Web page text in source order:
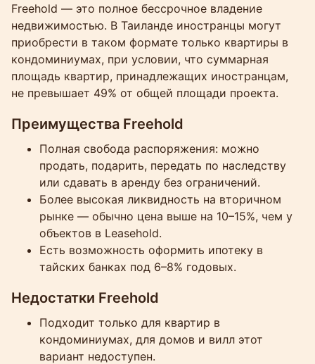
Freehold — это полное бессрочное владение
недвижимостью. В Таиланде иностранцы могут
приобрести в таком формате только квартиры в
кондоминиумах, при условии, что суммарная
площадь квартир, принадлежащих иностранцам,
не превышает 49% от общей площади проекта.
Преимущества Freehold
Полная свобода распоряжения: можно
продать, подарить, передать по наследству
или сдавать в аренду без ограничений.
Более высокая ликвидность на вторичном
рынке — обычно цена выше на 10–15%, чем у
объектов в Leasehold.
Есть возможность оформить ипотеку в
тайских банках под 6–8% годовых.
Недостатки Freehold
Подходит только для квартир в
кондоминиумах, для домов и вилл этот
вариант недоступен.